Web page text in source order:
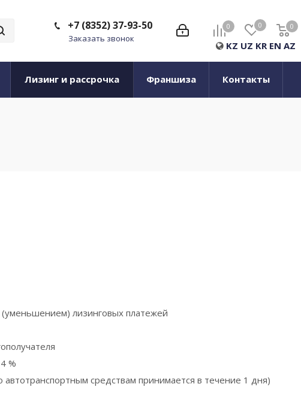
0 0 0
0
KZ UZ KR EN AZ
+7 (8352) 37-93-50
Заказать звонок
Лизинг и рассрочка Франшиза Контакты
лизинговых платежей
%
средствам принимается в течение 1 дня)